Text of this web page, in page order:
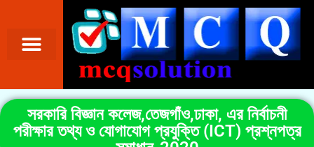
সরকারি বিজ্ঞান কলেজ,তেজগাঁও,ঢাকা, এর নির্বাচনী
পরীক্ষার তথ্য ও যোগাযোগ প্রযুক্তি (ICT) প্রশ্নপত্র